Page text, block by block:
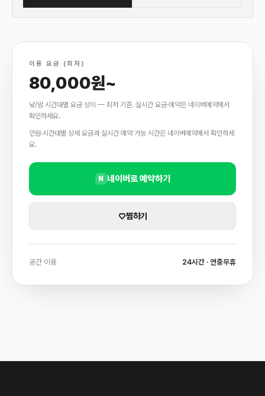
이용 요금 (최저)
80,000원~
낮/밤 시간대별 요금 상이 — 최저 기준. 실시간 요금·예약은 네이버예약에서
확인하세요.
인원·시간대별 상세 요금과 실시간 예약 가능 시간은 네이버예약에서 확인하세
요.
N 네이버로 예약하기
♡찜하기
공간 이용 24시간 · 연중무휴